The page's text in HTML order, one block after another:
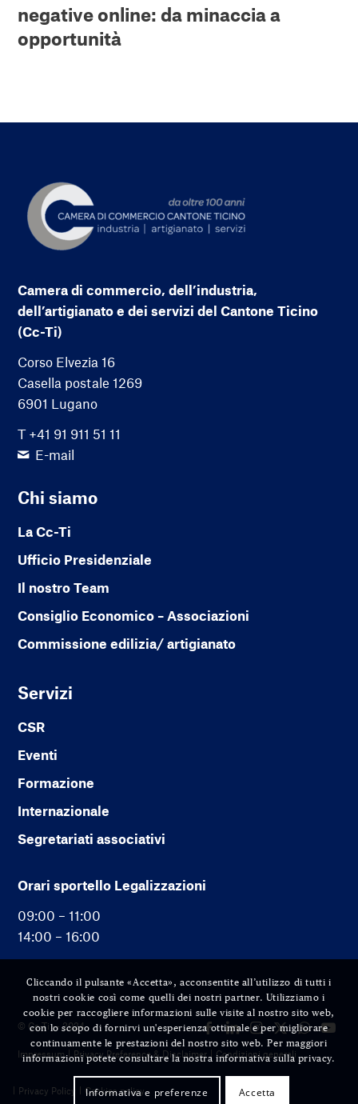
negative online: da minaccia a
opportunità
Camera di commercio, dell’industria,
dell’artigianato e dei servizi del Cantone Ticino
(Cc-Ti)
Corso Elvezia 16
Casella postale 1269
6901 Lugano
T +41 91 911 51 11
E-mail
Chi siamo
La Cc-Ti
Ufficio Presidenziale
Il nostro Team
Consiglio Economico – Associazioni
Commissione edilizia/ artigianato
Servizi
CSR
Eventi
Formazione
Internazionale
Segretariati associativi
Orari sportello Legalizzazioni
09:00 – 11:00
14:00 – 16:00
© Cc-Ti — 2024
Impressum Privacy Preference & Disclaimer Condizioni generali
Privacy Policy Cookies policy
Cliccando il pulsante «Accetta», acconsentite all’utilizzo di tutti i
nostri cookie così come quelli dei nostri partner. Utilizziamo i
cookie per raccogliere informazioni sulle visite al nostro sito web,
con lo scopo di fornirvi un'esperienza ottimale e per migliorare
continuamente le prestazioni del nostro sito web. Per maggiori
informazioni potete consultare la nostra informativa sulla privacy.
Informativa e preferenze Accetta